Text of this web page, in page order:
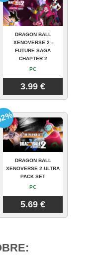
DRAGON BALL
XENOVERSE 2 -
FUTURE SAGA
CHAPTER 2
PC
3.99 €
DRAGON BALL
XENOVERSE 2 ULTRA
PACK SET
PC
5.69 €